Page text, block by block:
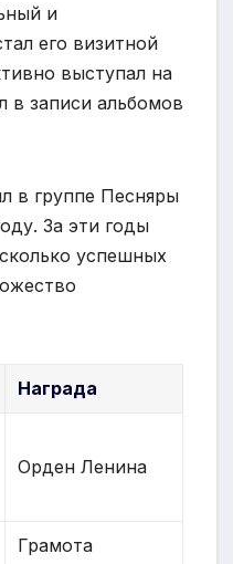
и
его визитной
выступал на
в записи альбомов
в группе Песняры
За эти годы
успешных
Награда
Орден Ленина
Грамота